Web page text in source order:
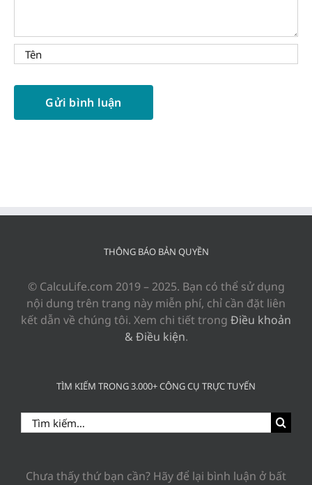
THÔNG BÁO BẢN QUYỀN
© CalcuLife.com 2019 – 2025. Bạn có thể sử dụng
nội dung trên trang này miễn phí, chỉ cần đặt liên
kết dẫn về chúng tôi. Xem chi tiết trong Điều khoản
& Điều kiện.
TÌM KIẾM TRONG 3.000+ CÔNG CỤ TRỰC TUYẾN
Search
for:
Chưa thấy thứ bạn cần? Hãy để lại bình luận ở bất